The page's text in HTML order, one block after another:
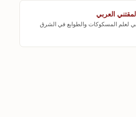
العربي
لعلم المسكوكات والطوابع في الشرق